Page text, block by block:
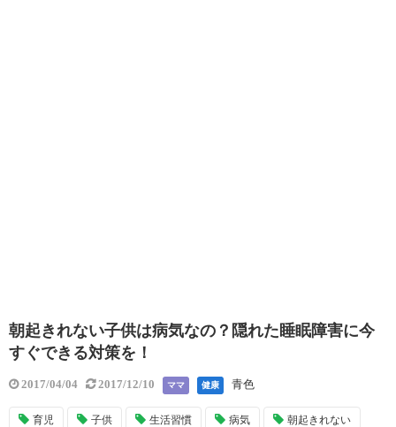
朝起きれない子供は病気なの？隠れた睡眠障害に今
すぐできる対策を！
2017/04/04 2017/12/10 ママ 健康 青色
育児 子供 生活習慣 病気 朝起きれない